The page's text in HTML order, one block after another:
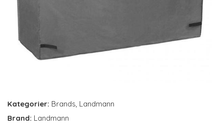
Kategorier: Brands, Landmann
Brand: Landmann